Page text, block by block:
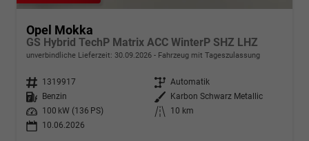
Opel Mokka
GS Hybrid TechP Matrix ACC WinterP SHZ LHZ
unverbindliche Lieferzeit: 30.09.2026 Fahrzeug mit Tageszulassung
Fahrzeugnr. 1319917 Getriebe Automatik
Kraftstoff
Benzin Außenfarbe
Karbon Schwarz Metallic
Leistung
100 kW (136 PS) Kilometerstand
10 km
10.06.2026